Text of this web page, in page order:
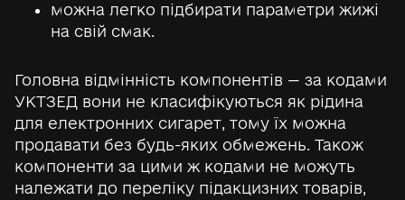
можна легко підбирати параметри жижі
на свій смак.
Головна відмінність компонентів — за кодами
УКТЗЕД вони не класифікуються як рідина
для електронних сигарет, тому їх можна
продавати без будь-яких обмежень. Також
компоненти за цими ж кодами не можуть
належати до переліку підакцизних товарів,